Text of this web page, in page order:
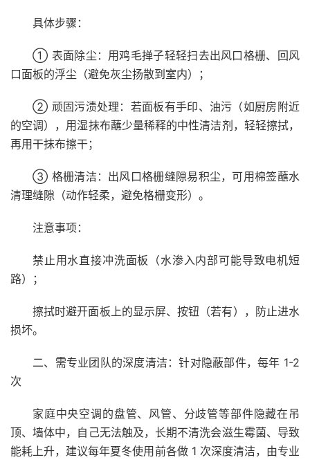
具体步骤：
① 表面除尘：用鸡毛掸子轻轻扫去出风口格栅、回风
口面板的浮尘（避免灰尘扬散到室内）；
② 顽固污渍处理：若面板有手印、油污（如厨房附近
的空调），用湿抹布蘸少量稀释的中性清洁剂，轻轻擦拭，
再用干抹布擦干；
③ 格栅清洁：出风口格栅缝隙易积尘，可用棉签蘸水
清理缝隙（动作轻柔，避免格栅变形）。
注意事项：
禁止用水直接冲洗面板（水渗入内部可能导致电机短
路）；
擦拭时避开面板上的显示屏、按钮（若有），防止进水
损坏。
二、需专业团队的深度清洁：针对隐蔽部件，每年 1-2
次
家庭中央空调的盘管、风管、分歧管等部件隐藏在吊
顶、墙体中，自己无法触及，长期不清洗会滋生霉菌、导致
能耗上升，建议每年夏冬使用前各做 1 次深度清洁，由专业